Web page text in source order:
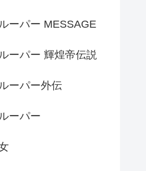
ーパー MESSAGE
ーパー 輝煌帝伝説
ーパー外伝
ーパー